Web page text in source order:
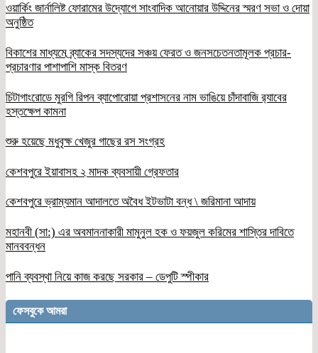
ওয়ার্কিং জার্নালিষ্ট ফোরামের উদ্যোগে সাংবাদিক আনোয়ার উদ্দিনের স্মরণ সভা ও দোয়া
অনুষ্ঠিত
বিকাশের মাধ্যমে ব্র্যাকের সদস্যদের সঞ্চয় ফেরত ও জনসচেতনতামূলক প্রচার-
প্রচারণার পাশাপাশি মাস্ক বিতরণ
চিটাগাংরোডে মুরগি রিপন ব্যাপোরোয়া প্রশাসনের নাম ভাঙিয়ে চাঁদাবাজি র‌্যাবের
হস্তক্ষেপ কামনা
শুরু হয়েছে মধুবৃক্ষ খেজুর গাছের রস সংগ্রহ
কেশবপুরে ইয়াবাসহ ২ মাদক ব্যবসায়ী গ্রেফতার
কেশবপুরে ভ্রাম্যমান আদালতে অবৈধ ইটভাটা বন্ধ \ জরিমানা আদায়
মহানবী (সা:) এর অবমাননাকারী মামুনুল হক ও ফয়জুল করিমের শাস্তির দাবিতে
মানববন্ধন
পানি ব্যবস্থা নিয়ে কাজ করছে সরকার – ডেপুটি স্পীকার
ফেসবুকে আমরা